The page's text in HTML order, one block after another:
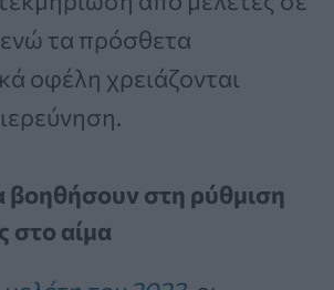
τα πρόσθετα
οφέλη χρειάζονται
βοηθήσουν στη ρύθμιση
στο αίμα